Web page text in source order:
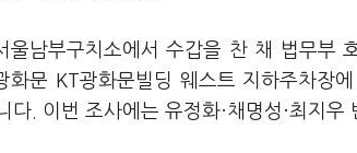
남부구치소에서 수갑을 찬 채 법무부
문 KT광화문빌딩 웨스트 지하주차장
다. 이번 조사에는 유정화·채명성·최지